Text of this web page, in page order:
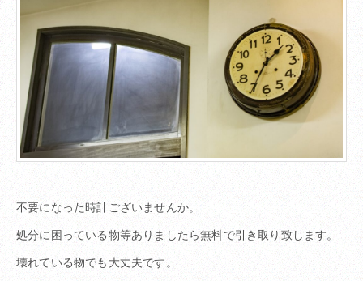
不要になった時計ございませんか。
処分に困っている物等ありましたら無料で引き取り致します。
壊れている物でも大丈夫です。